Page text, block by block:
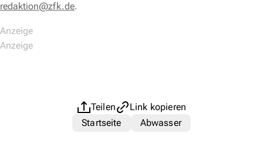
redaktion@zfk.de.
Teilen
Link kopieren
Startseite
Abwasser